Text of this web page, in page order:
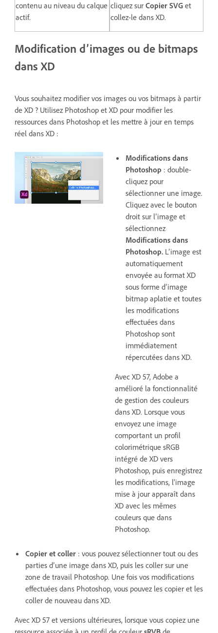
contenu au niveau du calque
actif.
cliquez sur Copier SVG et
collez-le dans XD.
Modification d’images ou de bitmaps
dans XD
Vous souhaitez modifier vos images ou vos bitmaps à partir
de XD ? Utilisez Photoshop et XD pour modifier les
ressources dans Photoshop et les mettre à jour en temps
réel dans XD :
Modifications dans
Photoshop : double-
cliquez pour
sélectionner une image.
Cliquez avec le bouton
droit sur l’image et
sélectionnez
Modifications dans
Photoshop. L’image est
automatiquement
envoyée au format XD
sous forme d’image
bitmap aplatie et toutes
les modifications
effectuées dans
Photoshop sont
immédiatement
répercutées dans XD.
Avec XD 57, Adobe a
amélioré la fonctionnalité
de gestion des couleurs
dans XD. Lorsque vous
envoyez une image
comportant un profil
colorimétrique sRGB
intégré de XD vers
Photoshop, puis enregistrez
les modifications, l'image
mise à jour apparaît dans
XD avec les mêmes
couleurs que dans
Photoshop.
Copier et coller : vous pouvez sélectionner tout ou des
parties d’une image dans XD, puis les coller sur une
zone de travail Photoshop. Une fois vos modifications
effectuées dans Photoshop, vous pouvez les copier et les
coller de nouveau dans XD.
Avec XD 57 et versions ultérieures, lorsque vous copiez une